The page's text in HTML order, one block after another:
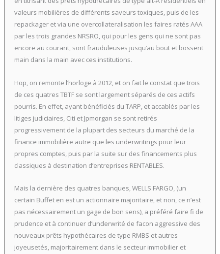
valeurs mobilières de différents saveurs toxiques, puis de les
repackager et via une overcollateralisation les faires ratés AAA
par les trois grandes NRSRO, qui pour les gens qui ne sont pas
encore au courant, sont frauduleuses jusqu’au bout et bossent
main dans la main avec ces institutions.
Hop, on remonte l’horloge à 2012, et on fait le constat que trois
de ces quatres TBTF se sont largement séparés de ces actifs
pourris. En effet, ayant bénéficiés du TARP, et accablés par les
litiges judiciaires, Citi et Jpmorgan se sont retirés
progressivement de la plupart des secteurs du marché de la
finance immobilière autre que les underwritings pour leur
propres comptes, puis par la suite sur des financements plus
classiques à destination d’entreprises RENTABLES.
Mais la dernière des quatres banques, WELLS FARGO, (un
certain Buffet en est un actionnaire majoritaire, et non, ce n’est
pas nécessairement un gage de bon sens), a préféré faire fi de
prudence et à continuer d’underwrité de facon aggressive des
nouveaux prêts hypothécaires de type RMBS et autres
joyeusetés, majoritairement dans le secteur immobilier et